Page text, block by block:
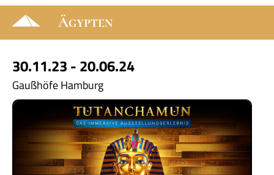
Ägypten
30.11.23 - 20.06.24
Gaußhöfe Hamburg